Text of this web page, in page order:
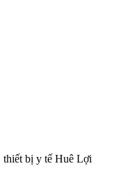
bị y tế Huê Lợi